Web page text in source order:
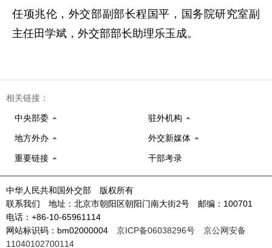
任项兆伦，外交部副部长程国平，国务院研究室副
主任田学斌，外交部部长助理乐玉成。
相关链接：
中央部委 驻外机构
地方外办 外交新媒体
重要链接 干部考录
中华人民共和国外交部 版权所有
联系我们 地址：北京市朝阳区朝阳门南大街2号 邮编：100701
电话：+86-10-65961114
网站标识码：bm02000004 京ICP备06038296号
京公网安备
11040102700114